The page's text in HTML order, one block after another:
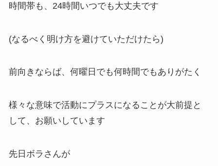
時間帯も、24時間いつでも大丈夫です
(なるべく明け方を避けていただけたら)
前向きならば、何曜日でも何時間でもありがたく
様々な意味で活動にプラスになることが大前提と
して、お願いしています
先日ボラさんが